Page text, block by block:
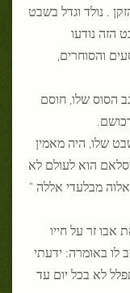
. נולד וגדל בשבט
הזה נודעו
והסוחרים,
הסוס שלו, חוסם
שלו, היה מאמין
הוא לעולם לא
אלוה מבלעדי אללה "
זר על חייו
לו באומרה: ידעתי
לא בכל יום עד